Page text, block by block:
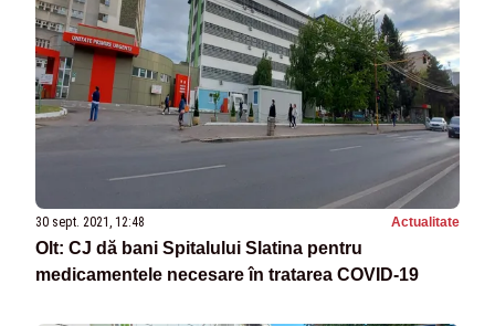
30 sept. 2021, 12:48 Actualitate
Olt: CJ dă bani Spitalului Slatina pentru
medicamentele necesare în tratarea COVID-19